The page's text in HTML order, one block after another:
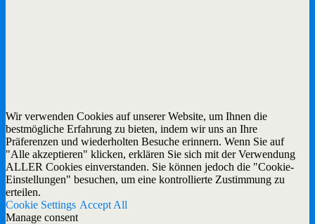
Wir verwenden Cookies auf unserer Website, um Ihnen die
bestmögliche Erfahrung zu bieten, indem wir uns an Ihre
Präferenzen und wiederholten Besuche erinnern. Wenn Sie auf
"Alle akzeptieren" klicken, erklären Sie sich mit der Verwendung
ALLER Cookies einverstanden. Sie können jedoch die "Cookie-
Einstellungen" besuchen, um eine kontrollierte Zustimmung zu
erteilen.
Cookie Settings Accept All
Manage consent